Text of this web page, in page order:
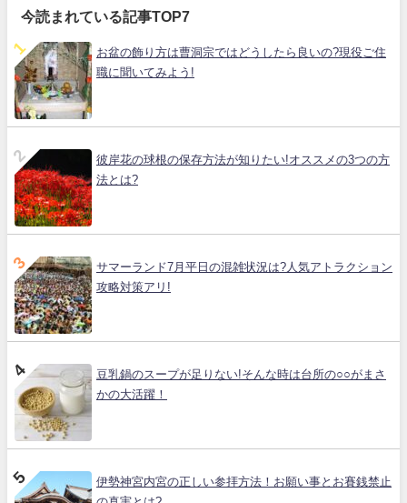
今読まれている記事TOP7
お盆の飾り方は曹洞宗ではどうしたら良いの?現役ご住
職に聞いてみよう!
彼岸花の球根の保存方法が知りたい!オススメの3つの方
法とは?
サマーランド7月平日の混雑状況は?人気アトラクション
攻略対策アリ!
豆乳鍋のスープが足りない!そんな時は台所の○○がまさ
かの大活躍！
伊勢神宮内宮の正しい参拝方法！お願い事とお賽銭禁止